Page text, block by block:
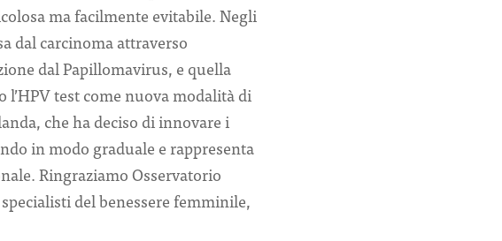
ma facilmente evitabile. Negli
dal carcinoma attraverso
dal Papillomavirus, e quella
l’HPV test come nuova modalità di
che ha deciso di innovare i
in modo graduale e rappresenta
Ringraziamo Osservatorio
del benessere femminile,